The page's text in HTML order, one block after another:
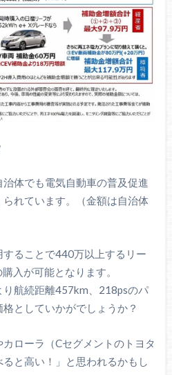
体でも電気自動車の普及促進
れています。（金額は自治体
ることで440万以上するリー
入が可能となります。
り航続距離457km、218psのパ
としていかがでしょうか？
ローラ（Cセグメントのトヨタ
と高い！」と思われるかもし